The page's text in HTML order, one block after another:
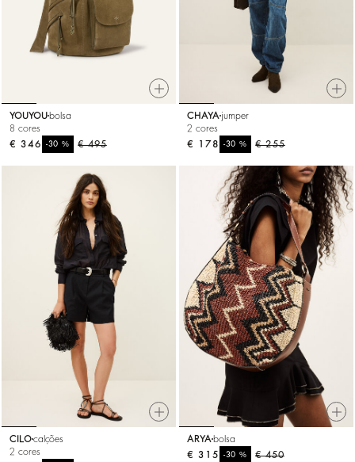
YOUYOU bolsa
8 cores
€ 495
-30%
€ 346
CHAYA jumper
2 cores
€ 255
-30%
€ 178
CILOcalções
2 cores
ARYA bolsa
€ 450
-30%
€ 315